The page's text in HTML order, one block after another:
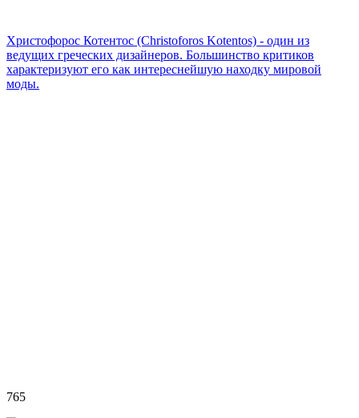
Христофорос Котентос (Christoforos Kotentos) - один из
ведущих греческих дизайнеров. Большинство критиков
характеризуют его как интереснейшую находку мировой
моды.
765